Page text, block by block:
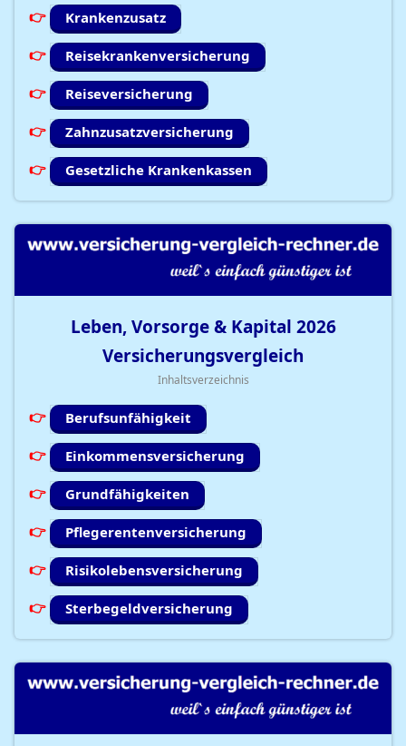
Krankenzusatz
Reisekrankenversicherung
Reiseversicherung
Zahnzusatzversicherung
Gesetzliche Krankenkassen
Leben, Vorsorge & Kapital 2026
Versicherungsvergleich
Inhaltsverzeichnis
Berufsunfähigkeit
Einkommensversicherung
Grundfähigkeiten
Pflegerentenversicherung
Risikolebensversicherung
Sterbegeldversicherung